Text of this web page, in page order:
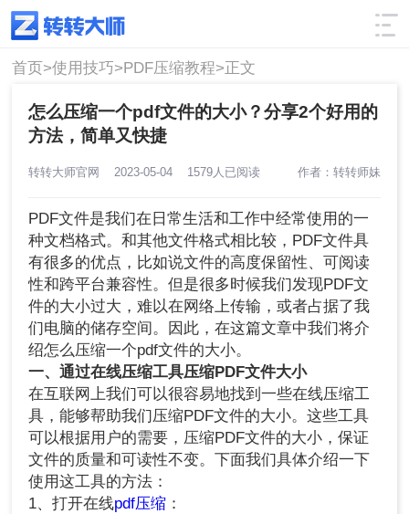
使用技巧 筛选
首页>使用技巧>PDF压缩教程>正文
怎么压缩一个pdf文件的大小？分享2个好用的
方法，简单又快捷
转转大师官网 2023-05-04 1579人已阅读 作者：转转师妹
PDF文件是我们在日常生活和工作中经常使用的一
种文档格式。和其他文件格式相比较，PDF文件具
有很多的优点，比如说文件的高度保留性、可阅读
性和跨平台兼容性。但是很多时候我们发现PDF文
件的大小过大，难以在网络上传输，或者占据了我
们电脑的储存空间。因此，在这篇文章中我们将介
绍怎么压缩一个pdf文件的大小。
一、通过在线压缩工具压缩PDF文件大小
在互联网上我们可以很容易地找到一些在线压缩工
具，能够帮助我们压缩PDF文件的大小。这些工具
可以根据用户的需要，压缩PDF文件的大小，保证
文件的质量和可读性不变。下面我们具体介绍一下
使用这工具的方法：
1、打开在线pdf压缩 ：